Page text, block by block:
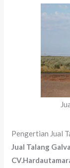
Pengertian Jual
Jual Talang